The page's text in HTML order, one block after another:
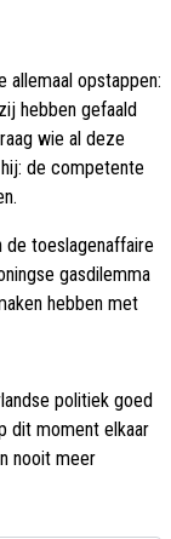
allemaal opstappen:
hebben gefaald
wie al deze
de competente
de toeslagenaffaire
gasdilemma
hebben met
politiek goed
dit moment elkaar
nooit meer